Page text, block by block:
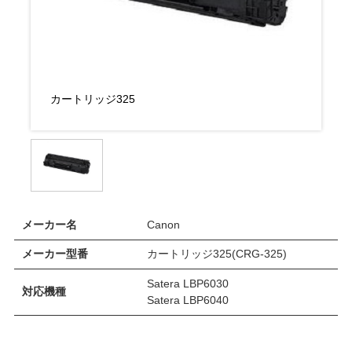
カートリッジ325
メーカー名 Canon
メーカー型番 カートリッジ325(CRG-325)
対応機種
Satera LBP6030
Satera LBP6040